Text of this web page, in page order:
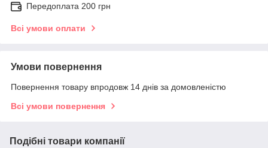
Передоплата 200 грн
Всі умови оплати
Умови повернення
Повернення товару впродовж 14 днів за домовленістю
Всі умови повернення
Подібні товари компанії